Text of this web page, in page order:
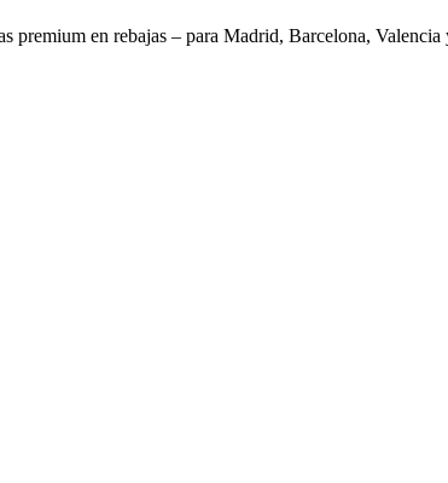
premium en rebajas – para Madrid, Barcelona,